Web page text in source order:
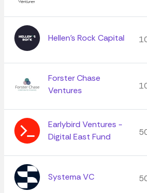
Hellen's Rock Capital
Forster Chase
Ventures
Earlybird Ventures -
Digital East Fund
Systema VC